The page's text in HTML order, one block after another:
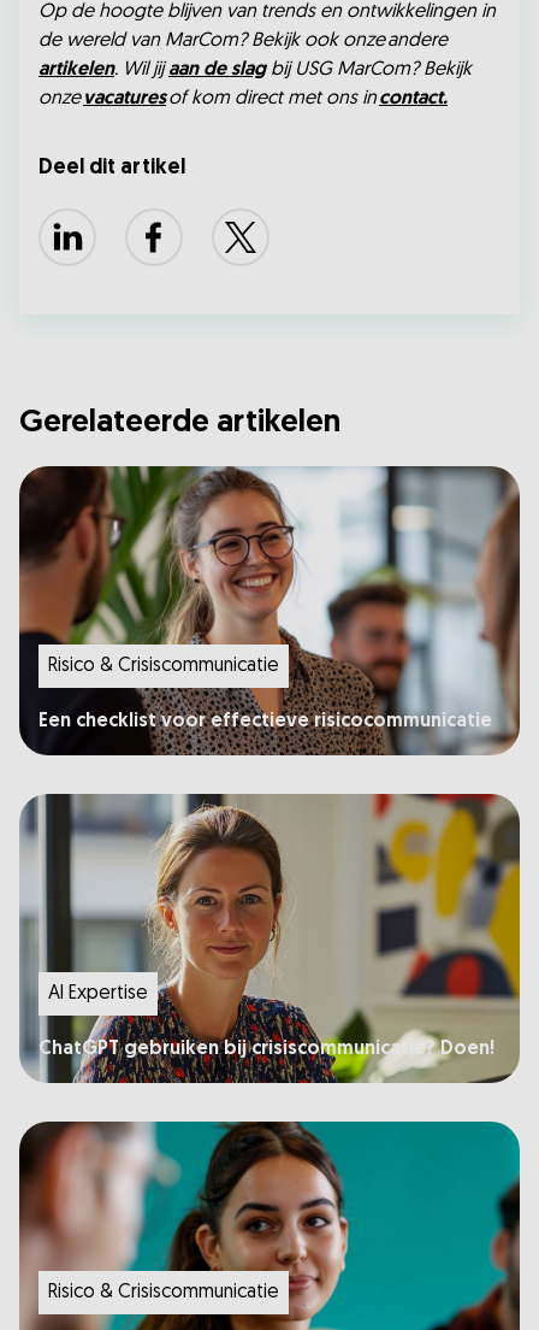
Op de hoogte blijven van trends en ontwikkelingen in
de wereld van MarCom? Bekijk ook onze andere
artikelen. Wil jijaan de slagbij USG MarCom? Bekijk
onzevacaturesof kom direct met ons incontact.
Deel dit artikel
LinkedIn FacebookX
Gerelateerde artikelen
Risico & Crisiscommunicatie
Een checklist voor effectieve risicocommunicatie
AI Expertise
ChatGPT gebruiken bij crisiscommunicatie? Doen!
Risico & Crisiscommunicatie